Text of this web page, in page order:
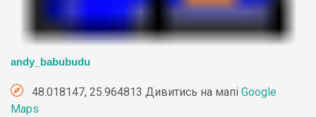
andy_babubudu
48.018147, 25.964813 Дивитись на мапі Google
Maps